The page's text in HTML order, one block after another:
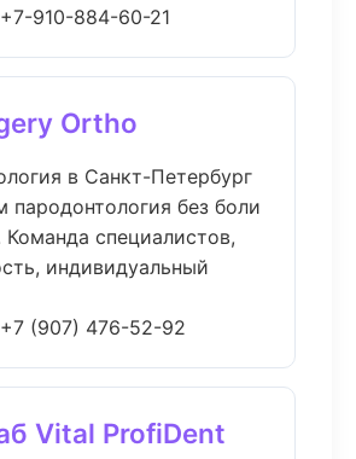
+7-910-884-60-21
Ortho
в Санкт-Петербург
пародонтология без боли
Команда специалистов,
индивидуальный
+7 (907) 476-52-92
Vital ProfiDent